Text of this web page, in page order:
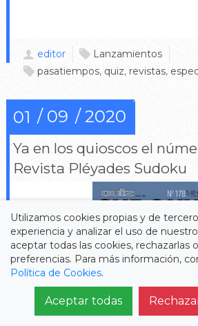
editor
Lanzamientos
pasatiempos, quiz, revistas,
01 09 2020
Ya en los quioscos el
Revista Pléyades Sudoku
Utilizamos cookies propias y de
experiencia y analizar el uso de
aceptar todas las cookies, rechazarlas
preferencias. Para más información,
Política de Cookies.
Aceptar todas